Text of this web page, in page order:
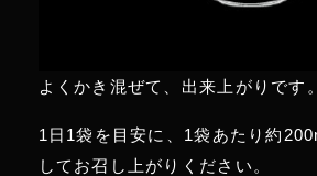
ルいときなど、気合入れたいと
よくかき混ぜて、出来上がりです。
1日1袋を目安に、1袋あたり約
してお召し上がりください。